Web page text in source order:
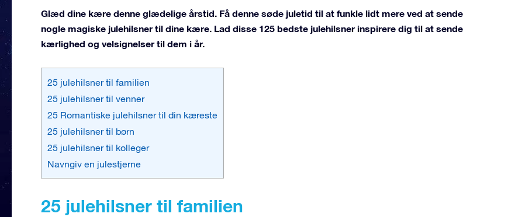
Glæd dine kære denne glædelige årstid. Få denne søde juletid til at funkle lidt mere ved at sende
nogle magiske julehilsner til dine kære. Lad disse 125 bedste julehilsner inspirere dig til at sende
kærlighed og velsignelser til dem i år.
25 julehilsner til familien
25 julehilsner til venner
25 Romantiske julehilsner til din kæreste
25 julehilsner til børn
25 julehilsner til kolleger
Navngiv en julestjerne
25 julehilsner til familien